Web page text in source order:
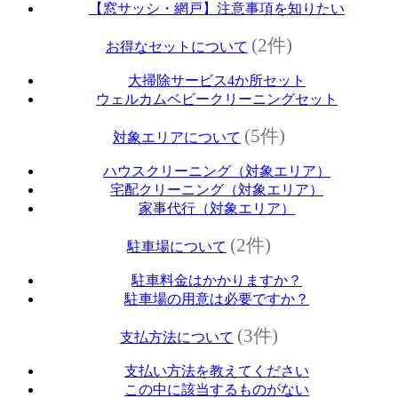
【窓サッシ・網戸】注意事項を知りたい
お得なセットについて (2件)
大掃除サービス4か所セット
ウェルカムベビークリーニングセット
対象エリアについて (5件)
ハウスクリーニング（対象エリア）
宅配クリーニング（対象エリア）
家事代行（対象エリア）
駐車場について (2件)
駐車料金はかかりますか？
駐車場の用意は必要ですか？
支払方法について (3件)
支払い方法を教えてください
この中に該当するものがない